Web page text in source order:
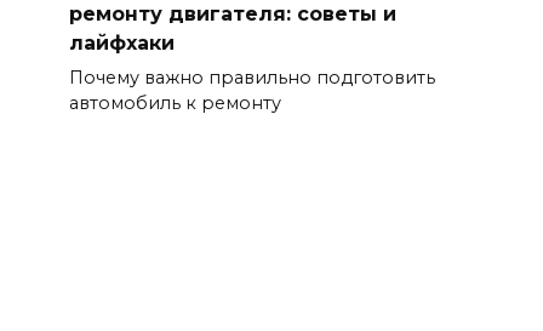
ремонту двигателя: советы и
лайфхаки
Почему важно правильно подготовить
автомобиль к ремонту